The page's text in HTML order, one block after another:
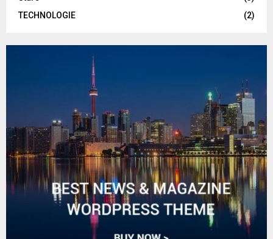
TECHNOLOGIE
(2)